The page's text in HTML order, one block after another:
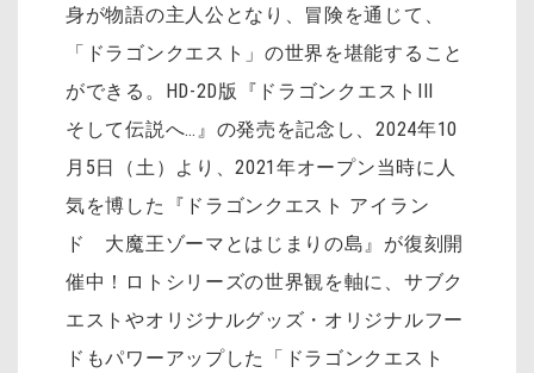
身が物語の主人公となり、冒険を通じて、
「ドラゴンクエスト」の世界を堪能すること
ができる。HD-2D版『ドラゴンクエストIII
そして伝説へ…』の発売を記念し、2024年10
月5日（土）より、2021年オープン当時に人
気を博した『ドラゴンクエスト アイラン
ド 大魔王ゾーマとはじまりの島』が復刻開
催中！ロトシリーズの世界観を軸に、サブク
エストやオリジナルグッズ・オリジナルフー
ドもパワーアップした「ドラゴンクエスト